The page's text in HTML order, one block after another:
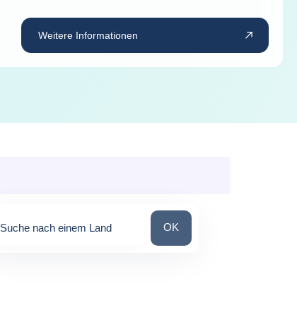
Weitere Informationen
Suche nach einem Land Suche nach einem Land
OK